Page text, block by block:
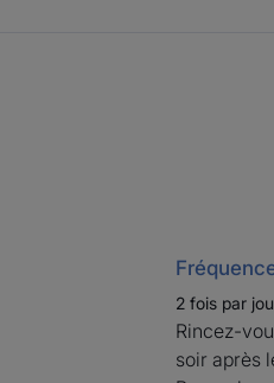
2 fois par
Rincez-
soir après